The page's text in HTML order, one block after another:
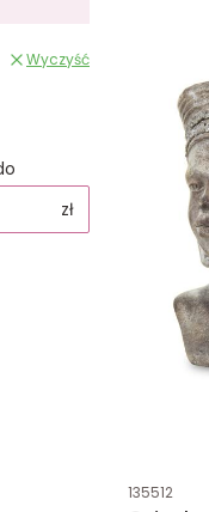
Wyczyść
zł
Kod
135512